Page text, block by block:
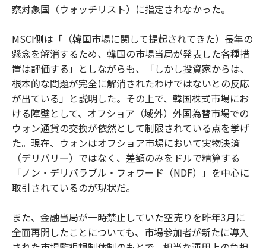
察対象国（ウォッチリスト）に指定されなかった。
MSCI側は「（韓国市場に関して提起されてきた）長年の
懸念を解消するため、韓国の市場当局が発表した各種措
置は評価する」としながらも、「しかし投資家からは、
根本的な問題が完全に解消されたわけではないとの反応
が出ている」と説明した。その上で、韓国株式市場にお
ける障壁として、オフショア（域外）外国為替市場での
ウォン通貨の交換が依然として制限されている点を挙げ
た。現在、ウォンはオフショア市場において実物決済
（デリバリー）ではなく、差額のみをドルで精算する
「ノン・デリバラブル・フォワード（NDF）」を中心に
取引されているのが現状だ。
また、金融当局が一時禁止していた空売りを昨年3月に
全面再開したことについても、市場参加者が新たに導入